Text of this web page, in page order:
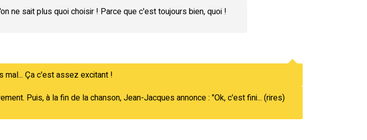
ne sait plus quoi choisir ! Parce que c'est toujours bien, quoi !
mal... Ça c'est assez excitant !
Puis, à la fin de la chanson, Jean-Jacques annonce : "Ok, c'est fini... (rires)